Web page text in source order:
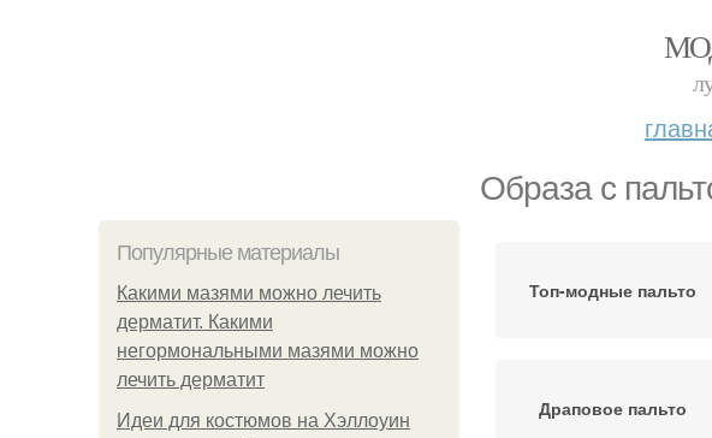
Образа с
Популярные материалы
Какими мазями можно лечить
дерматит. Какими
негормональными мазями можно
лечить дерматит
Идеи для костюмов на Хэллоуин
Топ-модные пальто
Драповое пальто